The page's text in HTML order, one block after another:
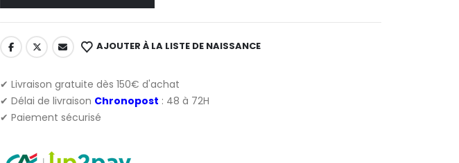
AJOUTER À LA LISTE DE NAISSANCE
✔ Livraison gratuite dès 150€ d'achat
✔ Délai de livraison Chronopost : 48 à 72H
✔ Paiement sécurisé